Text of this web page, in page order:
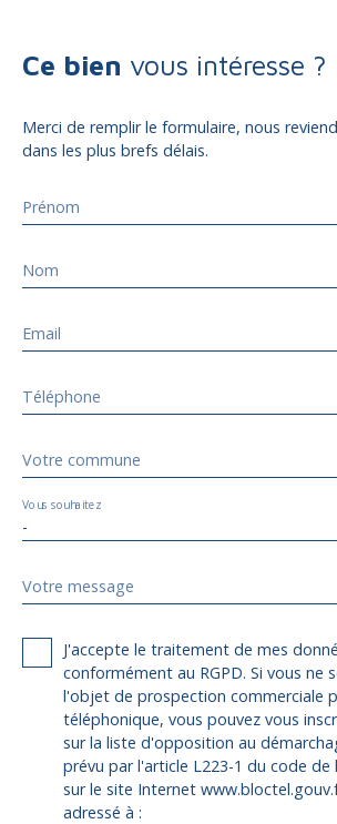
Ce bien vous intéresse ?
Merci de remplir le formulaire, nous
dans les plus brefs délais.
Prénom
Nom
Email
Téléphone
Votre commune
-
Vous souhaitez
Votre message
J'accepte le traitement de mes
conformément au RGPD. Si vous ne
l'objet de prospection commerciale
téléphonique, vous pouvez vous
sur la liste d'opposition au
prévu par l'article L223-1 du code
sur le site Internet
adressé à :